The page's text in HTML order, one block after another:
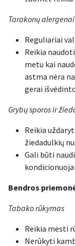
Tarakonų alergenai
Reguliariai
Reikia
metu kai
astma nėra
gerai
Grybų sporos ir
Reikia
žiedadulkių
Gali būti
Bendros
Tabako rūkymas
Reikia mesti
Nerūkyti